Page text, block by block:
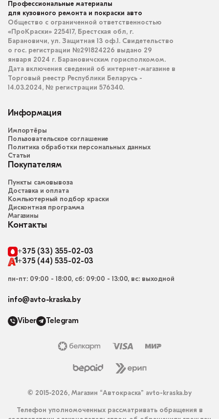
Профессиональные материалы
для кузовного ремонта и покраски авто
Общество с ограниченной ответственностью
«ПроКраски» 225417, Брестская обл, г.
Барановичи, ул. Защитная 13 оф.1. Свидетельство
о гос. регистрации №291824226 выдано 29
января 2024 г. Барановичским горисполкомом.
Дата включения сведений об интернет-магазине в
Торговый реестр Республики Беларусь -
14.03.2024, № регистрации 576340.
Информация
Импортёры
Пользовательское соглашение
Политика обработки персональных данных
Статьи
Покупателям
Пункты самовывоза
Доставка и оплата
Компьютерный подбор краски
Дисконтная программа
Магазины
Контакты
+375 (33) 355-02-03
+375 (44) 535-02-03
пн-пт: 09:00 - 18:00, сб: 09:00 - 13:00, вс: выходной
info@avto-kraska.by
Viber Telegram
© 2015-2026, Магазин “Автокраска” avto-kraska.by
Телефон уполномоченных рассматривать обращения в